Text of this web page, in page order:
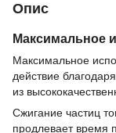
Опис
Максимальное
Максимальное
действие
из
Сжигание частиц
продлевает время